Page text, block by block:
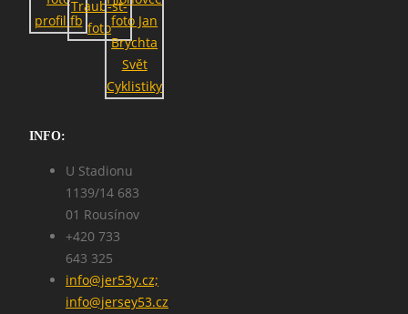
INFO:
U Stadionu
1139/14 683
01 Rousínov
+420 733
643 325
info@jer53y.cz;
info@jersey53.cz